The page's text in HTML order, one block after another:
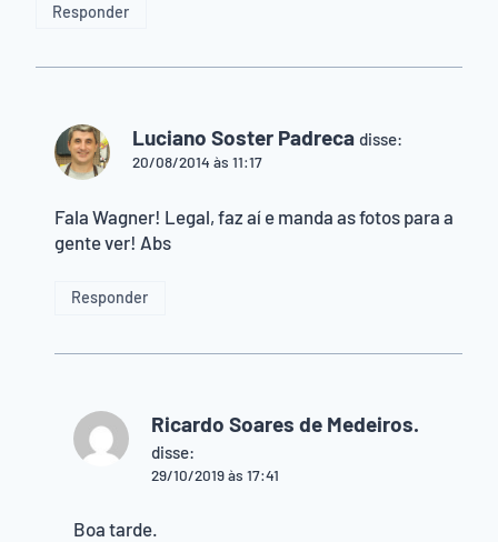
Responder
Luciano Soster Padreca disse:
20/08/2014 às 11:17
Fala Wagner! Legal, faz aí e manda as fotos para a
gente ver! Abs
Responder
Ricardo Soares de Medeiros.
disse:
29/10/2019 às 17:41
Boa tarde.